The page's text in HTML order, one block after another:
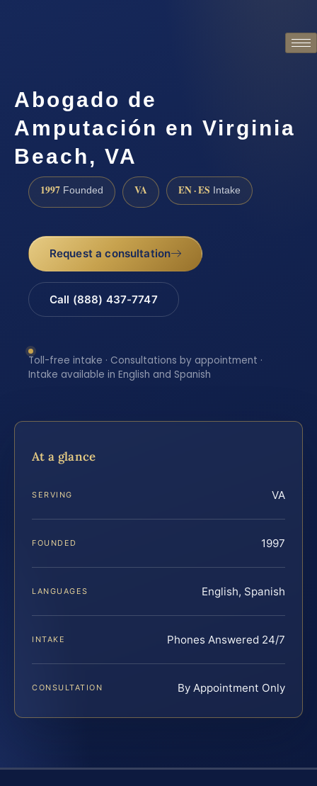
Abogado de
Amputación en Virginia
Beach, VA
1997 Founded VA EN · ES Intake
Request a consultation
Call (888) 437-7747
Toll-free intake · Consultations by appointment ·
Intake available in English and Spanish
At a glance
SERVING VA
FOUNDED 1997
LANGUAGES English, Spanish
INTAKE Phones Answered 24/7
CONSULTATION By Appointment Only